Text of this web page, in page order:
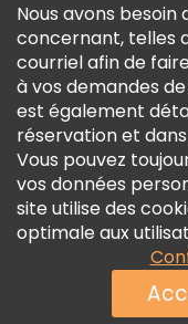
Politique En
Freetour Prix
Programme De
Nous avons
concernant, telles
courriel afin de
à vos demandes
est également
réservation et
Vous pouvez
vos données
site utilise des
optimale aux